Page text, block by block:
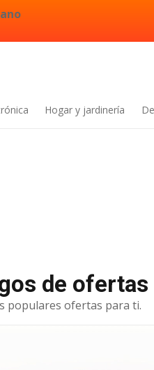
Hogar y jardinería
de ofertas
populares ofertas para ti.